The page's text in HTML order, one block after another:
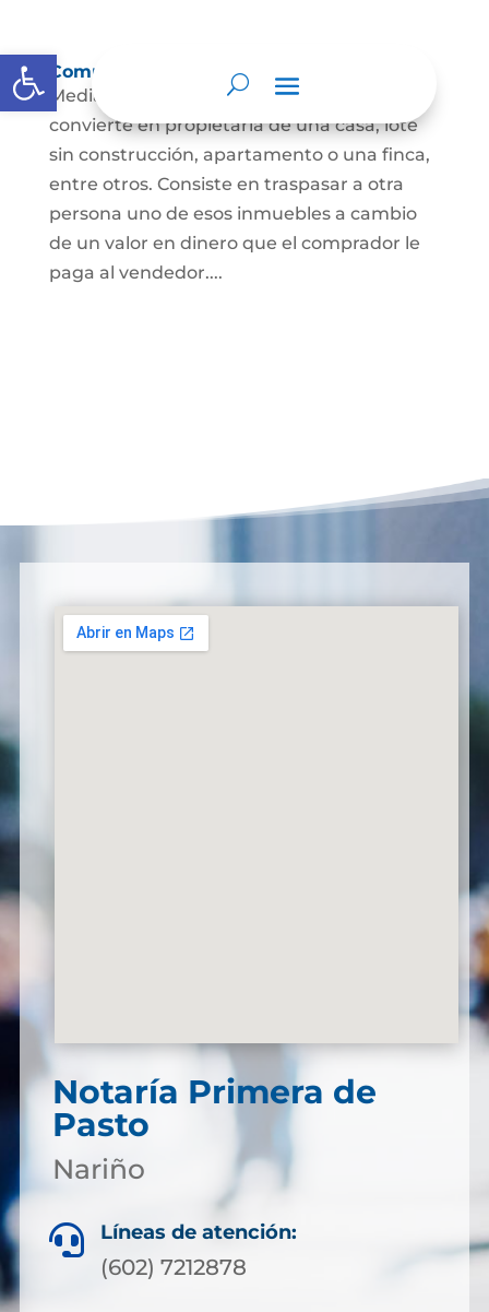
Abrir barra de herramientas
Compraventa de inmuebles
Mediante este contrato, una persona se
convierte en propietaria de una casa, lote
sin construcción, apartamento o una finca,
entre otros. Consiste en traspasar a otra
persona uno de esos inmuebles a cambio
de un valor en dinero que el comprador le
paga al vendedor....
Notaría Primera de
Pasto
Nariño
 Líneas de atención:
(602) 7212878